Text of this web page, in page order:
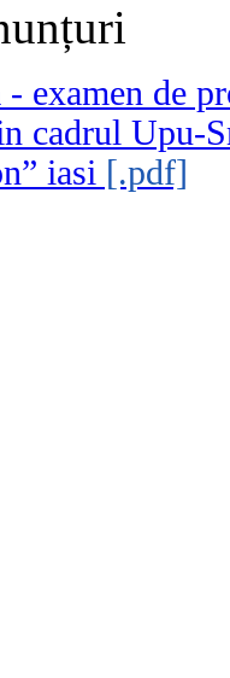
examen de
cadrul Upu-
iasi [.pdf]